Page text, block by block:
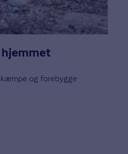
hjemmet
og forebygge